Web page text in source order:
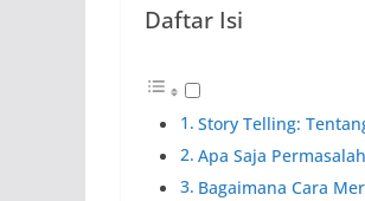
Daftar Isi
Story Telling:
Apa Saja
Bagaimana Cara